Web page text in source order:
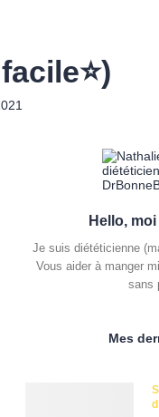
Hello,
Je suis diététicienne
Vous aider à manger
sans
Mes